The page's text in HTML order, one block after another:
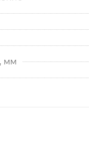
мм